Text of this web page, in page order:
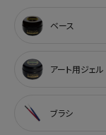
ベース
アート用ジェル
ブラシ